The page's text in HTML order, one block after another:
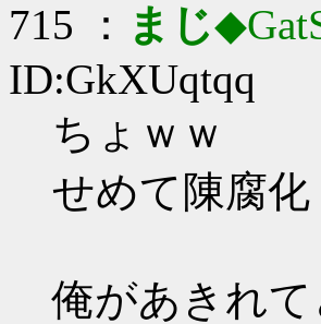
715 ： まじ
ID:GkXUqtqq
ちょｗｗ
せめて陳腐化
俺があきれ